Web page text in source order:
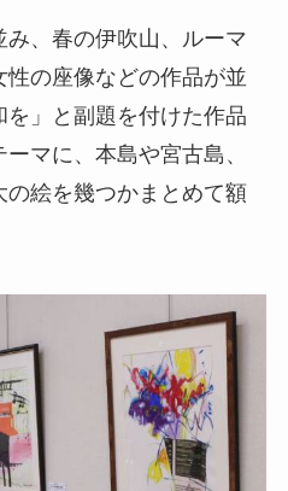
、春の伊吹山、ルーマ
の座像などの作品が並
」と副題を付けた作品
マに、本島や宮古島、
絵を幾つかまとめて額